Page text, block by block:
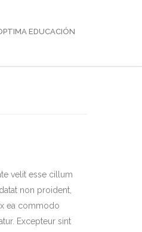
EDUCACIÓN
velit esse cillum
non proident,
ea commodo
Excepteur sint